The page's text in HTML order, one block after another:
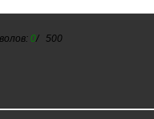
0/ 500